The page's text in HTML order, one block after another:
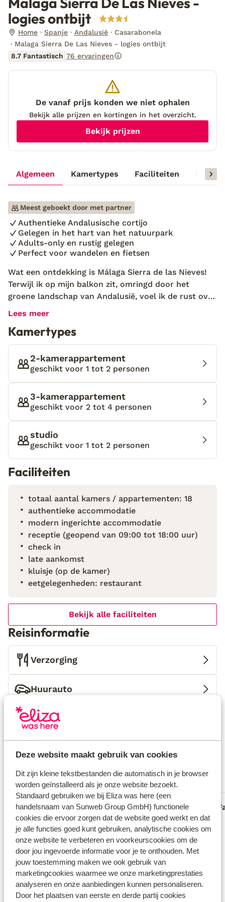
Deze website maakt gebruik van cookies
Dit zijn kleine tekstbestanden die automatisch in je browser
worden geïnstalleerd als je onze website bezoekt.
Standaard gebruiken we bij Eliza was here (een
handelsnaam van Sunweb Group GmbH) functionele
cookies die ervoor zorgen dat de website goed werkt en dat
je alle functies goed kunt gebruiken, analytische cookies om
onze website te verbeteren en voorkeurscookies om de
door jou ingevoerde informatie voor je te onthouden. Met
jouw toestemming maken we ook gebruik van
marketingcookies waarmee we onze marketingprestaties
analyseren en onze aanbiedingen kunnen personaliseren.
Door het plaatsen van eerste en derde partij cookies
logies ontbijt
Home Spanje Andalusië
Casarabonela
Malaga Sierra De Las Nieves - logies ontbijt
8.7 Fantastisch 76 ervaringen
Algemeen Kamertypes Faciliteiten
Meest geboekt door met partner
Authentieke Andalusische cortijo
Gelegen in het hart van het natuurpark
Adults-only en rustig gelegen
Perfect voor wandelen en fietsen
Wat een ontdekking is Málaga Sierra de las Nieves!
Terwijl ik op mijn balkon zit, omringd door het
groene landschap van Andalusië, voel ik de rust over
me heen komen. De geur van olijfbomen, het zachte
maken dit tot een perfecte plek om te ontspannen.
De gastvrijheid van eigenaar Alonso, die zijn
familiegeschiedenis en liefde voor deze regio deelt,
geeft een extra dimensie aan mijn verblijf. Deze
adults-only accommodatie ligt tussen de charmante
witte dorpjes Casarabonela en Alozaina, en biedt
comfortabele appartementen met airconditioning,
een kitchenette en een eigen terras of balkon.
Gasten kunnen genieten van een verfrissende duik in
het zwembad, ontspannen in de tuin of de lokale
keuken proeven in het restaurant. De omgeving is
ideaal voor wandel- en fietstochten, met routes die
leiden naar olijfgaarden, sinaasappelboomgaarden en
aan de nabijgelegen stad Ronda, bekend om haar
traditionele architectuur en gastronomie, mag zeker
niet ontbreken.
Lees meer
Kamertypes
2-kamerappartement
geschikt voor 1 tot 2 personen
3-kamerappartement
geschikt voor 2 tot 4 personen
studio
geschikt voor 1 tot 2 personen
Faciliteiten
totaal aantal kamers / appartementen: 18
authentieke accommodatie
modern ingerichte accommodatie
receptie (geopend van 09:00 tot 18:00 uur)
check in
late aankomst
kluisje (op de kamer)
eetgelegenheden: restaurant
Bekijk alle faciliteiten
Reisinformatie
Verzorging
Huurauto
Wat gasten vinden
Dit zijn 100% echte beoordelingen van reizigers die
jou voorgingen. Meer over reviews
8.7 Fantastisch
76 ervaringen
Meest geboekt door met partner
8.0 Fantastisch
2 weken geleden
Sierra de las nieves heeft echt mijn
verwachtingen overtroffen. Enige punt
van kritiek was dat het erg warm was in
ons 4 pers appartement waardoor we de
eerste nacht lastig sliepen. Maar toen de
airco eenmaal op volle toeren draaide
was het top. Dus advies om airco al aan
Sierra de las nieves heeft echt mijn
verwachtingen overtroffen. Enige punt
van kritiek was dat het erg warm was in
ons 4 pers appartement waardoor we de
eerste nacht lastig sliepen. Maar toen de
airco eenmaal op volle toeren draaide
was het top. Dus advie...meer
Nvp
Nvp
De vanaf prijs konden we niet ophalen
Bekijk alle prijzen en kortingen in het overzicht.
Bekijk prijzen